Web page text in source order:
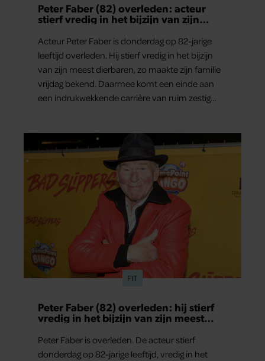
Peter Faber (82) overleden: acteur
stierf vredig in het bijzijn van zijn
Acteur Peter Faber is donderdag op 82-jarige
leeftijd overleden. Hij stierf vredig in het bijzijn
van zijn meest dierbaren, zo maakte zijn familie
vrijdag bekend. Daarmee komt een einde aan
een indrukwekkende carrière van ruim zestig
FIT
Peter Faber (82) overleden: hij stierf
vredig in het bijzijn van zijn meest
Peter Faber is overleden. De acteur stierf
donderdag op 82-jarige leeftijd, vredig in het